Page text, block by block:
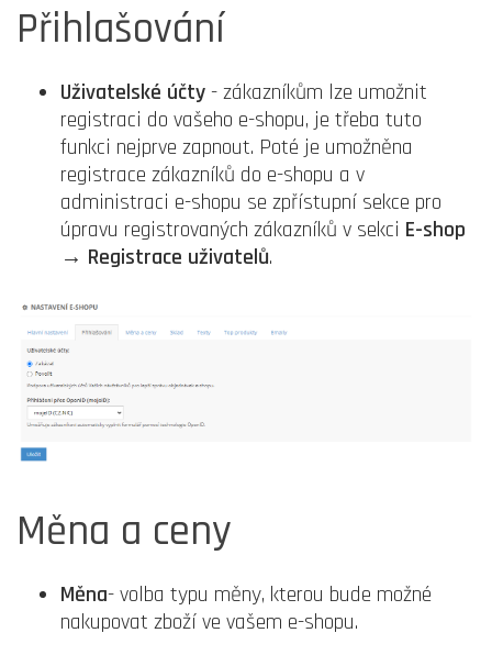
Přihlašování
Uživatelské účty- zákazníkům lze umožnit
registraci do vašeho e-shopu, je třeba tuto
funkci nejprve zapnout. Poté je umožněna
registrace zákazníků do e-shopu a v
administraci e-shopu se zpřístupní sekce pro
úpravu registrovaných zákazníků v sekci E-shop
→ Registrace uživatelů.
Měna a ceny
Měna- volba typu měny, kterou bude možné
nakupovat zboží ve vašem e-shopu.